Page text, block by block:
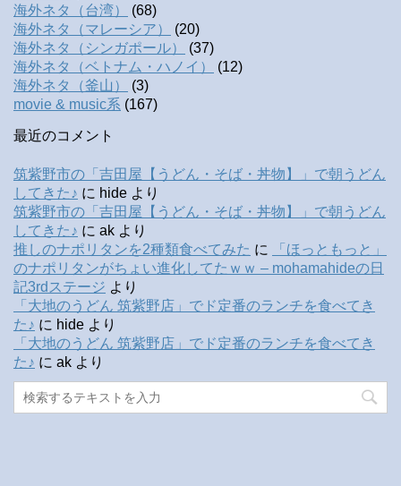
海外ネタ（台湾）
(68)
海外ネタ（マレーシア）
(20)
海外ネタ（シンガポール）
(37)
海外ネタ（ベトナム・ハノイ）
(12)
海外ネタ（釜山）
(3)
movie & music系 (167)
最近のコメント
筑紫野市の「吉田屋【うどん・そば・丼物】」で朝うどん
してきた♪ に hide より
筑紫野市の「吉田屋【うどん・そば・丼物】」で朝うどん
してきた♪ に ak より
推しのナポリタンを2種類食べてみた に
「ほっともっと」
のナポリタンがちょい進化してたｗｗ – mohamahideの日
記3rdステージ より
「大地のうどん 筑紫野店」でド定番のランチを食べてき
た♪ に hide より
「大地のうどん 筑紫野店」でド定番のランチを食べてき
た♪ に ak より